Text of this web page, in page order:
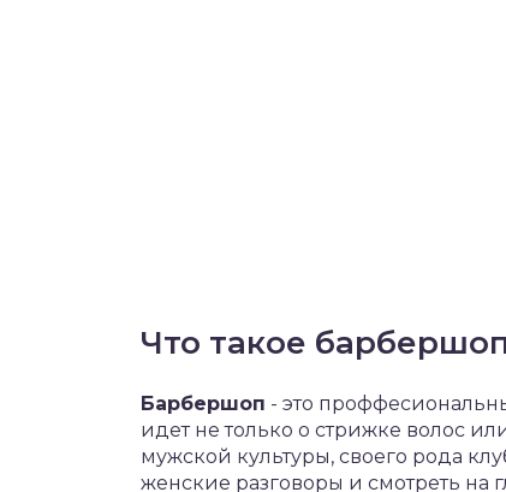
Что такое
Барбершоп - это
идет не только о стрижке волос
мужской культуры, своего рода
женские разговоры и смотреть на